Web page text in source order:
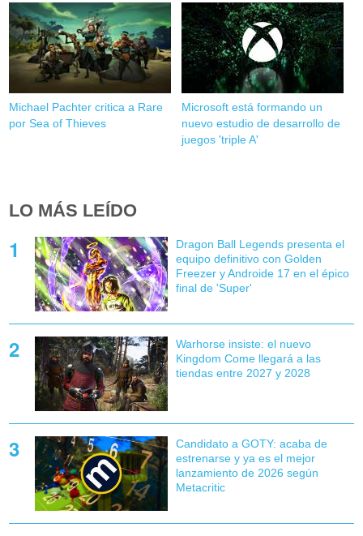
Michael Pachter critica a Rare
por Sea of Thieves
Microsoft está formando un
nuevo estudio de desarrollo de
juegos 'triple A'
LO MÁS LEÍDO
Dragon Ball Legends presenta el
equipo definitivo con Golden
Freezer y Androide 17 en el épico
final de 'Super'
Warhorse insiste: el nuevo
Kingdom Come llegará a las
tiendas entre 2027 y 2028
Candidato a GOTY: acaba de
estrenarse y ya es el mejor
lanzamiento de 2026 según
Metacritic